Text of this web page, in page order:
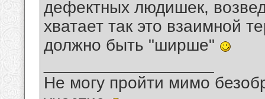
дефектных людишек,
хватает так это взаимной
должно быть "ширше"
Не могу пройти мимо